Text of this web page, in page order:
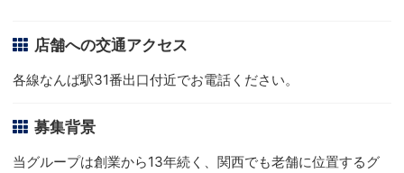
店舗への交通アクセス
各線なんば駅31番出口付近でお電話ください。
募集背景
当グループは創業から13年続く、関西でも老舗に位置するグ